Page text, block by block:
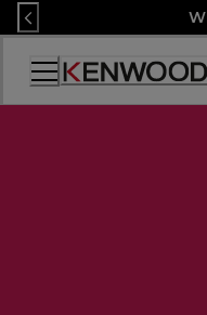
Skip
to
Content
Декларация
за